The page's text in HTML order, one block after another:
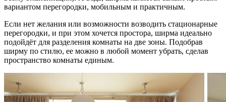
вариантом перегородки, мобильным и практичным.
Если нет желания или возможности возводить стационарные
перегородки, и при этом хочется простора, ширма идеально
подойдёт для разделения комнаты на две зоны. Подобрав
ширму по стилю, ее можно в любой момент убрать, сделав
пространство комнаты единым.